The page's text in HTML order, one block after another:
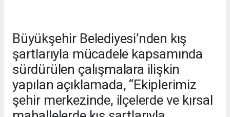
Büyükşehir Belediyesi’nden kış
şartlarıyla mücadele kapsamında
sürdürülen çalışmalara ilişkin
yapılan açıklamada, “Ekiplerimiz
şehir merkezinde, ilçelerde ve kırsal